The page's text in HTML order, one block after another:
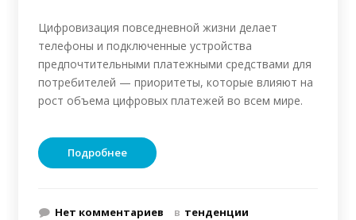
Цифровизация повседневной жизни делает
телефоны и подключенные устройства
предпочтительными платежными средствами для
потребителей — приоритеты, которые влияют на
рост объема цифровых платежей во всем мире.
Подробнее
Нет комментариев в тенденции